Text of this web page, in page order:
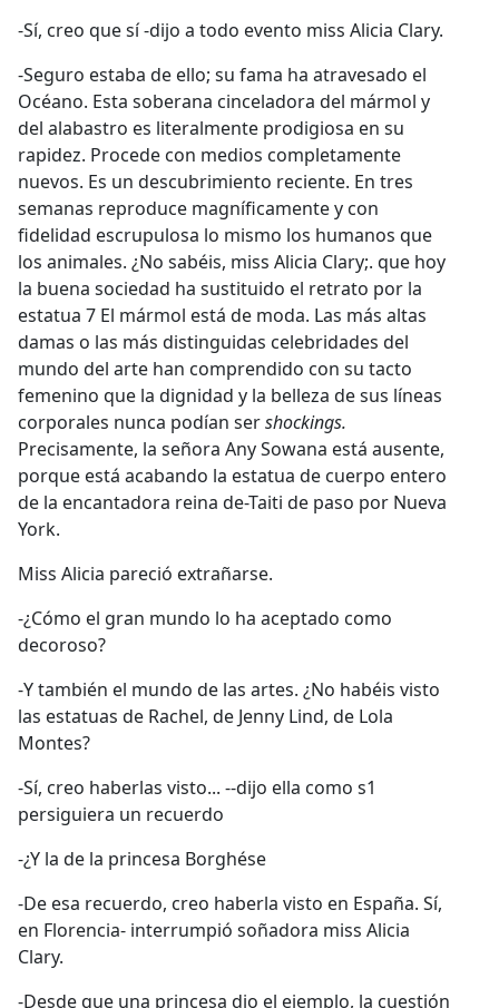
-Sí, creo que sí -dijo a todo evento miss Alicia Clary.
-Seguro estaba de ello; su fama ha atravesado el
Océano. Esta soberana cinceladora del mármol y
del alabastro es literalmente prodigiosa en su
rapidez. Procede con medios completamente
nuevos. Es un descubrimiento reciente. En tres
semanas reproduce magníficamente y con
fidelidad escrupulosa lo mismo los humanos que
los animales. ¿No sabéis, miss Alicia Clary;. que hoy
la buena sociedad ha sustituido el retrato por la
estatua 7 El mármol está de moda. Las más altas
damas o las más distinguidas celebridades del
mundo del arte han comprendido con su tacto
femenino que la dignidad y la belleza de sus líneas
corporales nunca podían sershockings.
Precisamente, la señora Any Sowana está ausente,
porque está acabando la estatua de cuerpo entero
de la encantadora reina de-Taiti de paso por Nueva
York.
Miss Alicia pareció extrañarse.
-¿Cómo el gran mundo lo ha aceptado como
decoroso?
-Y también el mundo de las artes. ¿No habéis visto
las estatuas de Rachel, de Jenny Lind, de Lola
Montes?
-Sí, creo haberlas visto... --dijo ella como s1
persiguiera un recuerdo
-¿Y la de la princesa Borghése
-De esa recuerdo, creo haberla visto en España. Sí,
en Florencia- interrumpió soñadora miss Alicia
Clary.
-Desde que una princesa dio el ejemplo, la cuestión